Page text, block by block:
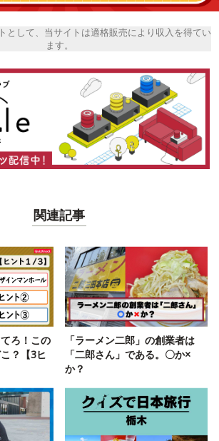
として、当サイトは適格販売により収入を得てい
ます。
関連記事
ろ！この
？【3ヒ
「ラーメン二郎」の創業者は
「二郎さん」である。〇か×
か？